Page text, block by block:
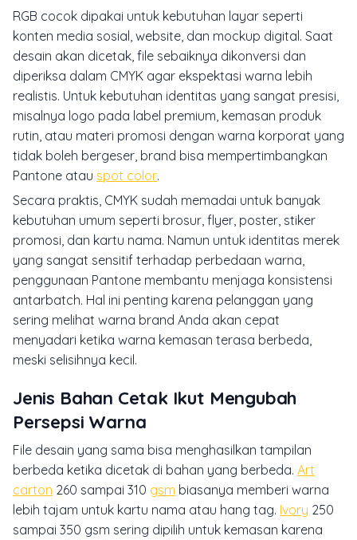
RGB cocok dipakai untuk kebutuhan layar seperti
konten media sosial, website, dan mockup digital. Saat
desain akan dicetak, file sebaiknya dikonversi dan
diperiksa dalam CMYK agar ekspektasi warna lebih
realistis. Untuk kebutuhan identitas yang sangat presisi,
misalnya logo pada label premium, kemasan produk
rutin, atau materi promosi dengan warna korporat yang
tidak boleh bergeser, brand bisa mempertimbangkan
Pantone atau spot color.
Secara praktis, CMYK sudah memadai untuk banyak
kebutuhan umum seperti brosur, flyer, poster, stiker
promosi, dan kartu nama. Namun untuk identitas merek
yang sangat sensitif terhadap perbedaan warna,
penggunaan Pantone membantu menjaga konsistensi
antarbatch. Hal ini penting karena pelanggan yang
sering melihat warna brand Anda akan cepat
menyadari ketika warna kemasan terasa berbeda,
meski selisihnya kecil.
Jenis Bahan Cetak Ikut Mengubah
Persepsi Warna
File desain yang sama bisa menghasilkan tampilan
berbeda ketika dicetak di bahan yang berbeda. Art
carton 260 sampai 310 gsm biasanya memberi warna
lebih tajam untuk kartu nama atau hang tag. Ivory 250
sampai 350 gsm sering dipilih untuk kemasan karena